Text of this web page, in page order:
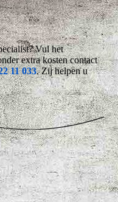
Vul het
extra kosten contact
11 033. Zij helpen u